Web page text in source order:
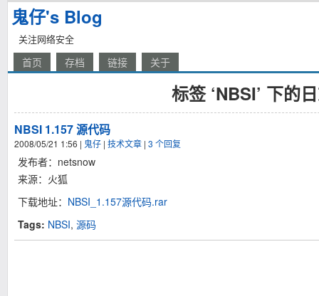
鬼仔's Blog
关注网络安全
首页 存档 链接 关于
标签 ‘NBSI’ 下的
NBSI 1.157 源代码
2008/05/21 1:56 | 鬼仔 | 技术文章 | 3 个回复
发布者：netsnow
来源：火狐
下载地址： NBSI_1.157源代码.rar
Tags: NBSI, 源码